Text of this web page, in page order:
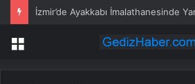
İzmir’de Ayakkabı İmalathanesinde
Menü